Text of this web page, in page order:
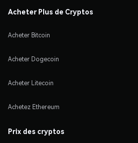
Acheter Plus de Cryptos
Acheter Bitcoin
Acheter Dogecoin
Acheter Litecoin
Achetez Ethereum
Prix des cryptos